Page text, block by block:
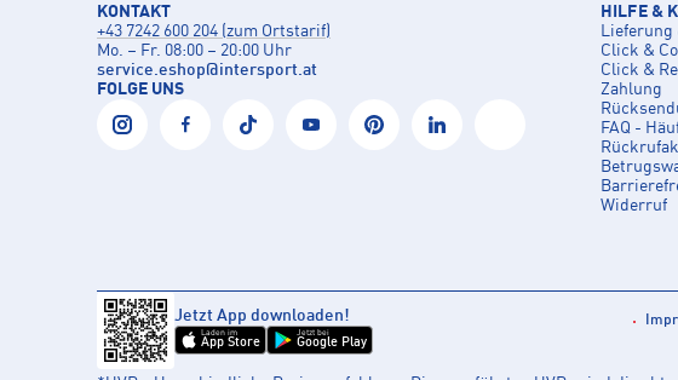
KONTAKT
+43 7242 600 204 (zum Ortstarif)
Mo. – Fr. 08:00 – 20:00 Uhr
service.eshop@intersport.at
FOLGE UNS
HILFE &
Lieferung
Click &
Click &
Zahlung
FAQ -
Widerruf
Jetzt App downloaden!
Laden im
App Store
Jetzt bei
Google Play